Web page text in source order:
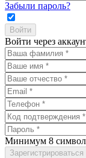
Забыли пароль?
Войти через
Минимум 8